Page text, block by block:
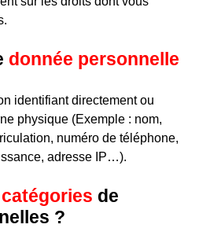
donnée personnelle
identifiant directement ou
physique (Exemple : nom,
numéro de téléphone,
adresse IP…).
catégories de
?